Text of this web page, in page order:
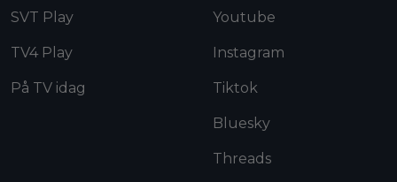
SVT Play
TV4 Play
På TV idag
Youtube
Instagram
Tiktok
Bluesky
Threads